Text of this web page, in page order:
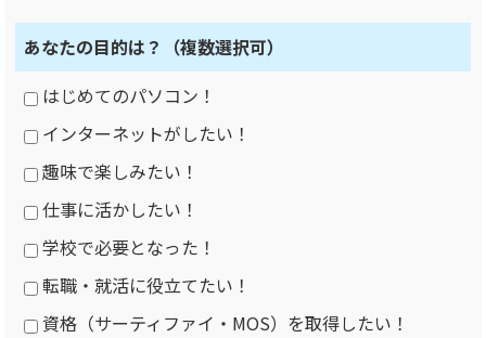
あなたの目的は？
（複数選択可）
はじめてのパソコン！
インターネットがしたい！
趣味で楽しみたい！
仕事に活かしたい！
学校で必要となった！
転職・就活に役立てたい！
資格（サーティファイ・MOS）を取得したい！